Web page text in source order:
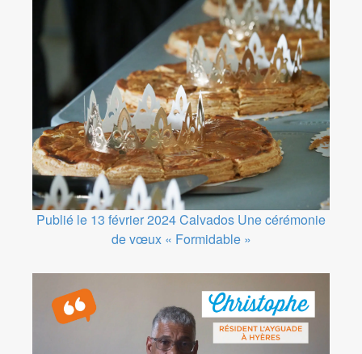
Publié le 13 février 2024Calvados Une cérémonie
de vœux « Formidable »